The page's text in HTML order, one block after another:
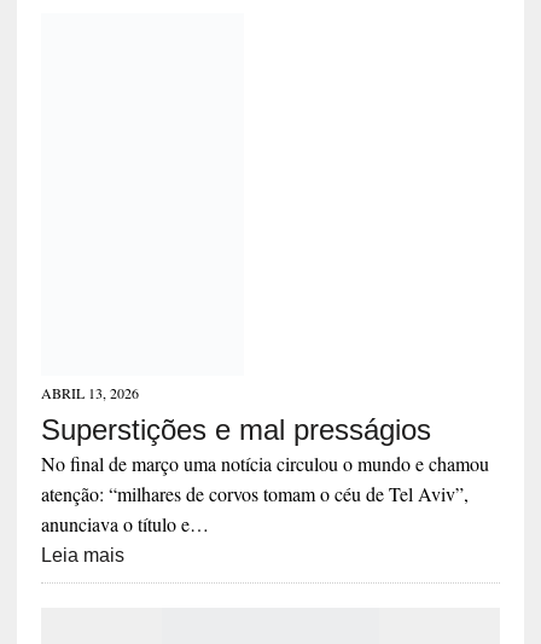
ABRIL 13, 2026
Superstições e mal presságios
No final de março uma notícia circulou o mundo e chamou
atenção: “milhares de corvos tomam o céu de Tel Aviv”,
anunciava o título e…
Leia mais